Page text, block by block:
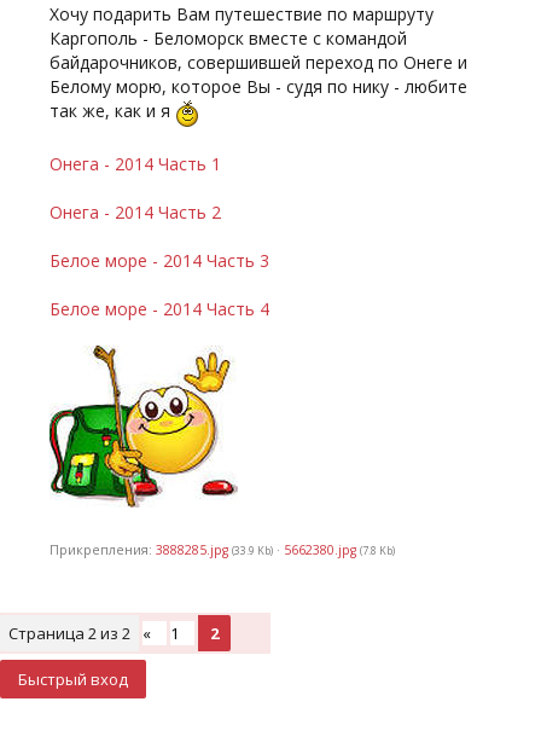
Хочу подарить Вам путешествие по маршруту
Каргополь - Беломорск вместе с командой
байдарочников, совершившей переход по Онеге и
Белому морю, которое Вы - судя по нику - любите
так же, как и я
Онега - 2014 Часть 1
Онега - 2014 Часть 2
Белое море - 2014 Часть 3
Белое море - 2014 Часть 4
Прикрепления: 3888285.jpg (33.9 Kb) · 5662380.jpg (7.8 Kb)
Страница 2из 2 « 1 2